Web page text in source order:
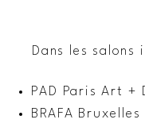
Dans les
PAD Paris Art +
BRAFA Bruxelles